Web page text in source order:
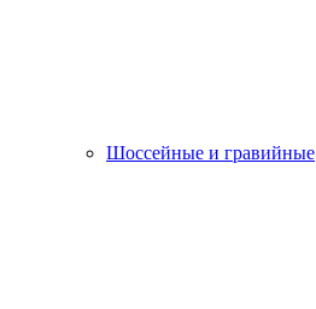
Шоссейные и гравийные